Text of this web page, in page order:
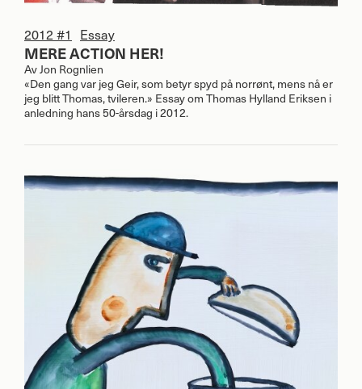
2012 #1 Essay
MERE ACTION HER!
AvJon Rognlien
«Den gang var jeg Geir, som betyr spyd på norrønt, mens nå er
jeg blitt Thomas, tvileren.» Essay om Thomas Hylland Eriksen i
anledning hans 50-årsdag i 2012.